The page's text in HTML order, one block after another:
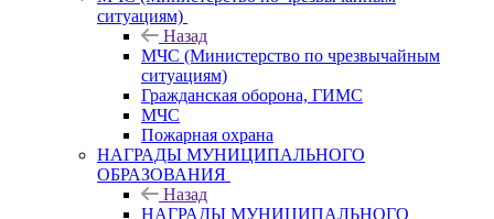
ситуациям)
Назад
МЧС (Министерство по чрезвычайным
ситуациям)
Гражданская оборона, ГИМС
МЧС
Пожарная охрана
НАГРАДЫ МУНИЦИПАЛЬНОГО
ОБРАЗОВАНИЯ
Назад
НАГРАДЫ МУНИЦИПАЛЬНОГО